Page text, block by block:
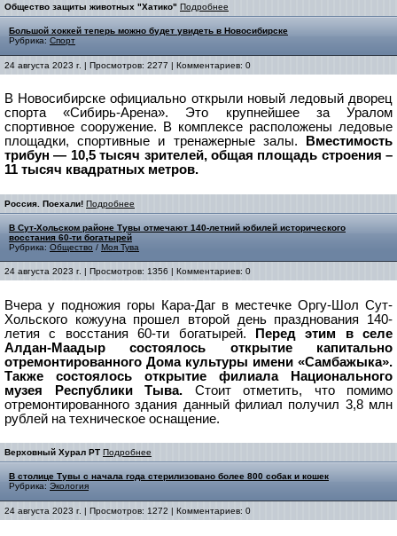
Общество защиты животных "Хатико" Подробнее
Большой хоккей теперь можно будет увидеть в Новосибирске
Рубрика: Спорт
24 августа 2023 г. | Просмотров: 2277 | Комментариев: 0
В Новосибирске официально открыли новый ледовый дворец
спорта «Сибирь-Арена». Это крупнейшее за Уралом
спортивное сооружение.
В комплексе расположены ледовые
площадки, спортивные и тренажерные залы.
Вместимость
трибун — 10,5 тысяч зрителей, общая площадь строения –
11 тысяч квадратных метров.
Россия. Поехали! Подробнее
В Сут-Хольском районе Тувы отмечают 140-летний юбилей исторического
восстания 60-ти богатырей
Рубрика: Общество / Моя Тува
24 августа 2023 г. | Просмотров: 1356 | Комментариев: 0
Вчера у подножия горы Кара-Даг в местечке Оргу-Шол Сут-
Хольского кожууна прошел второй день празднования 140-
летия с восстания 60-ти богатырей. Перед этим в селе
Алдан-Маадыр состоялось открытие капитально
отремонтированного Дома культуры имени «Самбажыка».
Также состоялось открытие филиала Национального
музея Республики Тыва. Стоит отметить, что помимо
отремонтированного здания данный филиал получил 3,8 млн
рублей на техническое оснащение.
Верховный Хурал РТ Подробнее
В столице Тувы с начала года стерилизовано более 800 собак и кошек
Рубрика: Экология
24 августа 2023 г. | Просмотров: 1272 | Комментариев: 0